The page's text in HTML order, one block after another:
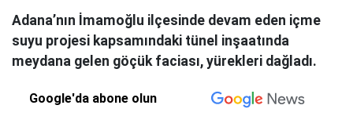
Adana’nın İmamoğlu ilçesinde devam eden içme
suyu projesi kapsamındaki tünel inşaatında
meydana gelen göçük faciası, yürekleri dağladı.
Google'da abone olun